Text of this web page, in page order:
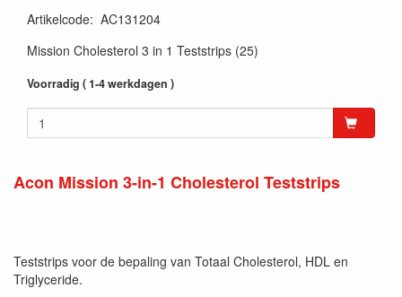
Artikelcode: AC131204
Mission Cholesterol 3 in 1 Teststrips (25)
Voorradig ( 1-4 werkdagen )
Acon Mission 3-in-1 Cholesterol Teststrips
Teststrips voor de bepaling van Totaal Cholesterol, HDL en
Triglyceride.